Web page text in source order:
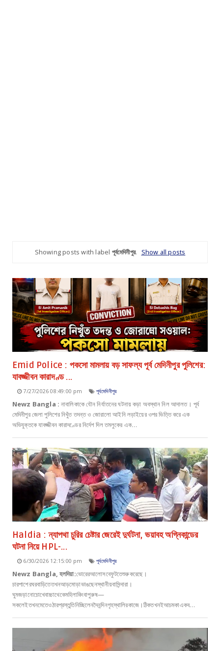
Showing posts with label পূর্বমেদিনীপুর. Show all posts
Emid Police : পকসো মামলায় বড় সাফল্য পূর্ব মেদিনীপুর পুলিশের:
যাবজ্জীবন কারাদণ্ড ...
7/27/2026 08:49:00 pm পূর্বমেদিনীপুর
Newz Bangla : নাবালিকাকে যৌন নির্যাতনের ঘটনায় কড়া অবস্থান নিল আদালত। পূর্ব
মেদিনীপুর জেলা পুলিশের নিখুঁত তদন্ত ও জোরালো আইনি লড়াইয়ের ওপর ভিত্তি করে এক
অভিযুক্তকে যাবজ্জীবন কারাদণ্ডের নির্দেশ দিল তমলুকের এক…
Haldia : ন্যাপথা চুরির চেষ্টার জেরেই দুর্ঘটনা, ভয়াবহ অগ্নিকান্ডের
ঘটনা নিয়ে HPL-...
6/30/2026 12:15:00 pm পূর্বমেদিনীপুর
Newz Bangla, হলদিয়া:ভোরেরআলোসবেফুটতেশুরুকরেছে।
চারপাশেরঘরবাড়িতেতখনআড়মোড়াভাঙছেনস্থানীয়বাসিন্দারা।
ঘুমজড়ানোচোখেবাচ্চাথেকেমহিলাকিংবাপুরুষ—
সকলেইতখনমেতেওঠারপ্রস্তুতিনিচ্ছিলেনদৈনন্দিনগৃহস্থালিরকাজে।ঠিকতখনইআচমকাএকব…